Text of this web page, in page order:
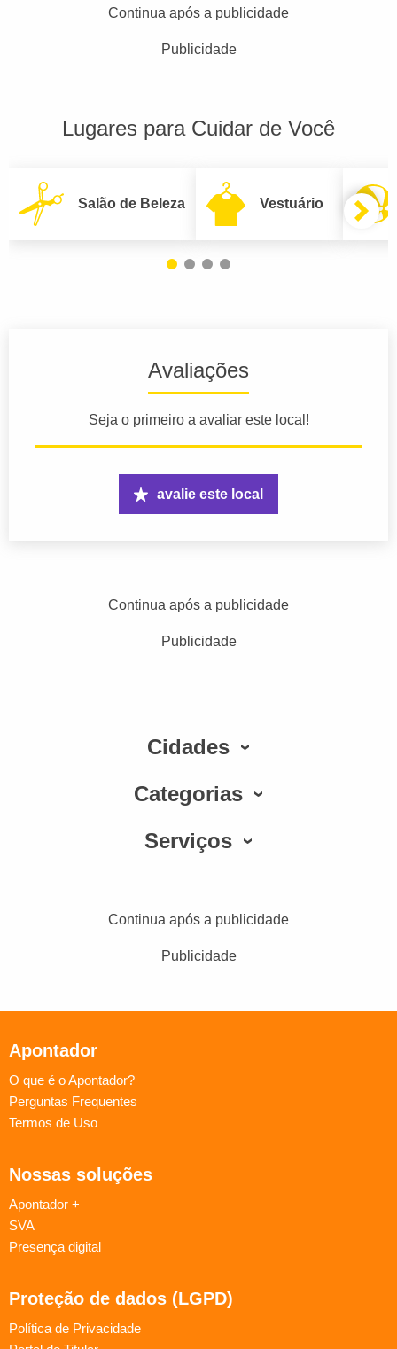
Continua após a publicidade
Publicidade
Lugares para Cuidar de Você
Salão de Beleza Vestuário
Avaliações
Seja o primeiro a avaliar este local!
avalie este local
Continua após a publicidade
Publicidade
Cidades
Categorias
Serviços
Continua após a publicidade
Publicidade
Apontador
O que é o Apontador?
Perguntas Frequentes
Termos de Uso
Nossas soluções
Apontador +
SVA
Presença digital
Proteção de dados (LGPD)
Política de Privacidade